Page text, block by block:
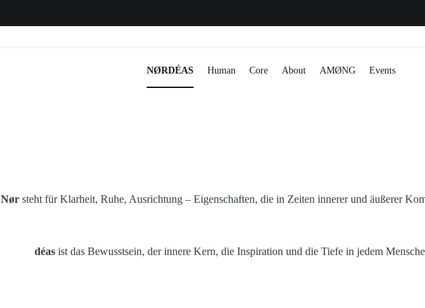
NØRDÉAS Human Core About AMØNG Events
Nørsteht für Klarheit, Ruhe, Ausrichtung – Eigenschaften, die in Zeiten innerer und äußerer
déas ist das Bewusstsein, der innere Kern, die Inspiration und die Tiefe in jedem